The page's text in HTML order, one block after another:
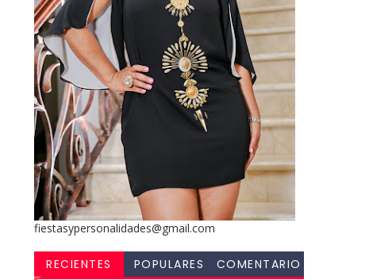
fiestasypersonalidades@gmail.com
RECIENTES POPULARES
COMENTARIO